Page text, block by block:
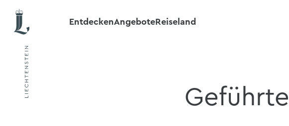
EntdeckenAngeboteReiseland